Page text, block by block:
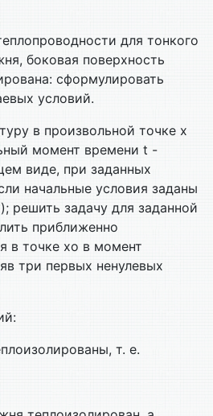
для тонкого
боковая поверхность
сформулировать
условий.
в произвольной точке х
момент времени t -
виде, при заданных
начальные условия заданы
решить задачу для заданной
приближенно
в точке xo в момент
три первых ненулевых
т. е.